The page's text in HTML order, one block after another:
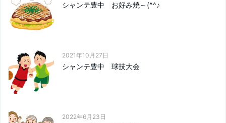
シャンテ豊中 お好み焼～(^^♪
2021年10月27日
シャンテ豊中 球技大会
2022年6月23日